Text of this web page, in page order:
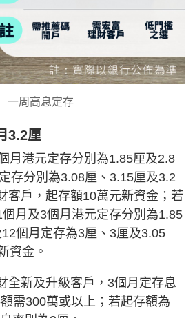
一周高息定存
3.2厘
月港元定存分別為1.85厘及2.8
存分別為3.08厘、3.15厘及3.2
客戶，起存額10萬元新資金；若
月及3個月港元定存分別為1.85
個月定存為3厘、3厘及3.05
資金。
全新及升級客戶，3個月定存息
需300萬或以上；若起存額為